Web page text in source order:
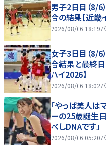
男子2日目（8/6
合の結果【近畿
2026/08/06 18:19
女子3日目（8/6
合結果と最終日
ハイ2026】
2026/08/06 18:02
「やっぱ美人は
ーの25歳誕生
べしDNAです」
2026/08/06 05:20